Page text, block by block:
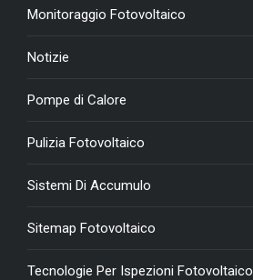
Monitoraggio Fotovoltaico
Notizie
Pompe di Calore
Pulizia Fotovoltaico
Sistemi Di Accumulo
Sitemap Fotovoltaico
Tecnologie Per Ispezioni Fotovoltaico